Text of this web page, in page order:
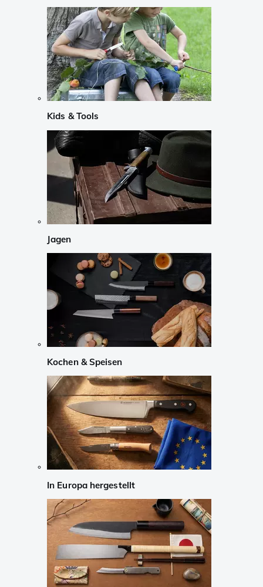
Kids & Tools
Jagen
Kochen & Speisen
In Europa hergestellt